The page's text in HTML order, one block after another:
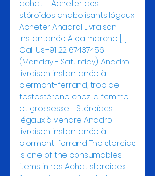
achat – Acheter des
stéroïdes anabolisants légaux
Acheter Anadrol Livraison
Instantanée À ça marche […]
Call Us:+91 22 67437456
(Monday - Saturday). Anadrol
livraison instantanée à
clermont-ferrand, trop de
testostérone chez la femme
et grossesse - Stéroïdes
légaux à vendre Anadrol
livraison instantanée à
clermont-ferrand The steroids
is one of the consumables
items in res. Achat steroides